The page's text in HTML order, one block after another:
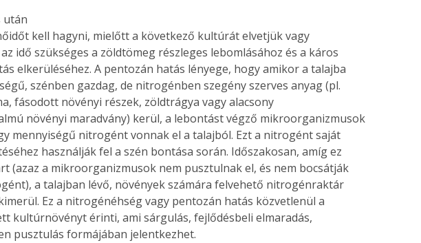
után
kell hagyni, mielőtt a következő kultúrát elvetjük vagy
idő szükséges a zöldtömeg részleges lebomlásához és a káros
elkerüléséhez. A pentozán hatás lényege, hogy amikor a talajba
szénben gazdag, de nitrogénben szegény szerves anyag (pl.
fásodott növényi részek, zöldtrágya vagy alacsony
növényi maradvány) kerül, a lebontást végző mikroorganizmusok
mennyiségű nitrogént vonnak el a talajból. Ezt a nitrogént saját
használják fel a szén bontása során. Időszakosan, amíg ez
(azaz a mikroorganizmusok nem pusztulnak el, és nem bocsátják
a talajban lévő, növények számára felvehető nitrogénraktár
Ez a nitrogénéhség vagy pentozán hatás közvetlenül a
kultúrnövényt érinti, ami sárgulás, fejlődésbeli elmaradás,
pusztulás formájában jelentkezhet.